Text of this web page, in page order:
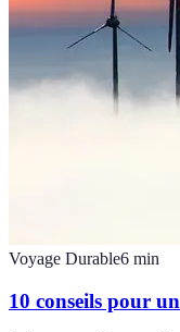
Voyage Durable6 min
10 conseils pour